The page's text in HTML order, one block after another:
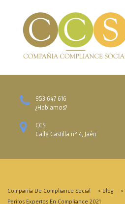
953 647 616
¿Hablamos?
CCS
Calle Castilla nº 4, Jaén
Compañía De Compliance Social > Blog >
Peritos Expertos En Compliance 2021